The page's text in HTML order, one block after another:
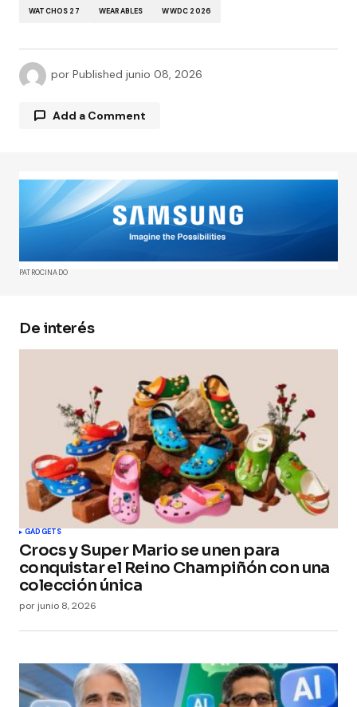
WATCHOS 27 WEARABLES WWDC 2026
por Published junio 08, 2026
Add a Comment
Tu dirección de correo electrónico no será
publicada.Los campos obligatorios están
marcados con*
Comment*
Your E-mail
Guarda mi nombre, correo electrónico y web en
este navegador para la próxima vez que
comente.
Submit Comment
PATROCINADO
De interés
GADGETS
Crocs y Super Mario se unen para
conquistar el Reino Champiñón con una
colección única
por junio 8, 2026